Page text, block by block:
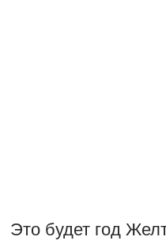
Это будет год